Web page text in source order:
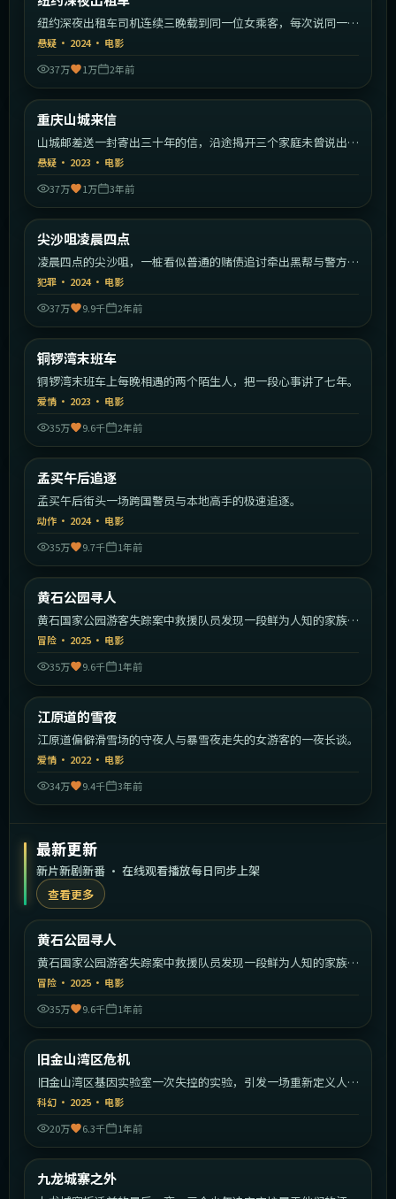
纽约深夜出租车司机连续三晚载到同一位女乘客，每次说同一句
话。
悬疑 · 2024· 电影
37万
1万 2年前
热门
重庆山城来信
山城邮差送一封寄出三十年的信，沿途揭开三个家庭未曾说出口
的秘密。
悬疑 · 2023 · 电影
37万
1万 3年前
热门
尖沙咀凌晨四点
凌晨四点的尖沙咀，一桩看似普通的赌债追讨牵出黑帮与警方的
暗战。
犯罪 · 2024· 电影
37万
9.9千 2年前
热门
铜锣湾末班车
铜锣湾末班车上每晚相遇的两个陌生人，把一段心事讲了七年。
爱情 · 2023 · 电影
35万
9.6千 2年前
热门
孟买午后追逐
孟买午后街头一场跨国警员与本地高手的极速追逐。
动作 · 2024· 电影
35万
9.7千 1年前
热门
黄石公园寻人
黄石国家公园游客失踪案中救援队员发现一段鲜为人知的家族秘
密。
冒险 · 2025 · 电影
35万
9.6千 1年前
热门
江原道的雪夜
江原道偏僻滑雪场的守夜人与暴雪夜走失的女游客的一夜长谈。
爱情 · 2022· 电影
34万
9.4千 3年前
最新更新
新片新剧新番 · 在线观看播放每日同步上架
查看更多
最新
黄石公园寻人
黄石国家公园游客失踪案中救援队员发现一段鲜为人知的家族秘
密。
冒险 · 2025 · 电影
35万
9.6千 1年前
最新
旧金山湾区危机
旧金山湾区基因实验室一次失控的实验，引发一场重新定义人类
的危机。
科幻 · 2025 · 电影
20万
6.3千 1年前
最新
九龙城寨之外